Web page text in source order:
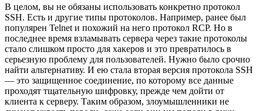
В целом, вы не обязаны использовать конкретно протокол
SSH. Есть и другие типы протоколов. Например, ранее был
популярен Telnet и похожий на него протокол RCP. Но в
последнее время взламывать сервера через такие протоколы
стало слишком просто для хакеров и это превратилось в
серьезную проблему для пользователей. Нужно было срочно
найти альтернативу. И ею стала вторая версия протокола SSH
— это защищенное соединение, по которому все данные
проходят тщательную шифровку, прежде чем дойти от
клиента к серверу. Таким образом, злоумышленники не